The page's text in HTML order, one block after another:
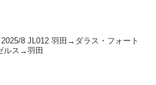
2025/8 JL012 羽田→ダラス・フォート
ルス→羽田